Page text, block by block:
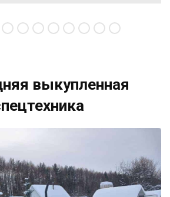
спецтехнику.
выкупленная